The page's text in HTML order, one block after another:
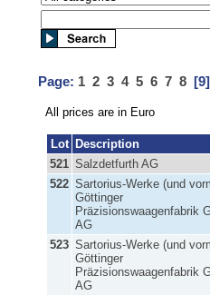
Page: 1 2 3 4 5 6 7 8 [9]
All prices are in Euro
Lot
Description
521 Salzdetfurth AG
522 Sartorius-Werke (und
Göttinger
Präzisionswaagenfabrik
AG
523 Sartorius-Werke (und
Göttinger
Präzisionswaagenfabrik
AG